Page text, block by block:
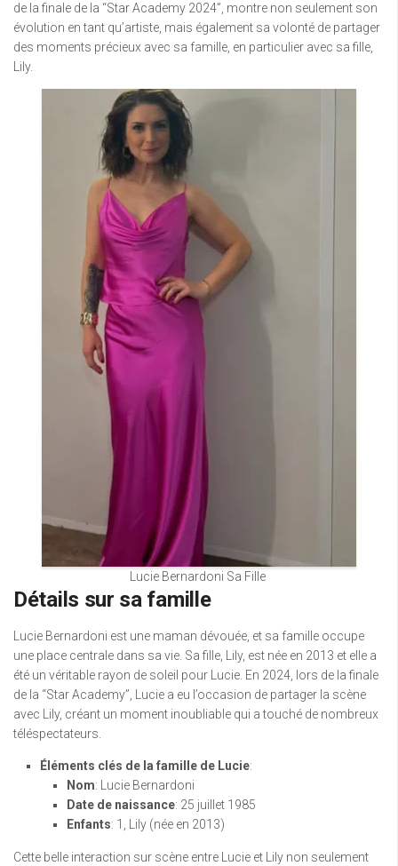
de la finale de la “Star Academy 2024”, montre non seulement son
évolution en tant qu’artiste, mais également sa volonté de partager
des moments précieux avec sa famille, en particulier avec sa fille,
Lily.
Lucie Bernardoni Sa Fille
Détails sur sa famille
Lucie Bernardoni est une maman dévouée, et sa famille occupe
une place centrale dans sa vie. Sa fille, Lily, est née en 2013 et elle a
été un véritable rayon de soleil pour Lucie. En 2024, lors de la finale
de la “Star Academy”, Lucie a eu l’occasion de partager la scène
avec Lily, créant un moment inoubliable qui a touché de nombreux
téléspectateurs.
Éléments clés de la famille de Lucie:
Nom: Lucie Bernardoni
Date de naissance: 25 juillet 1985
Enfants: 1, Lily (née en 2013)
Cette belle interaction sur scène entre Lucie et Lily non seulement